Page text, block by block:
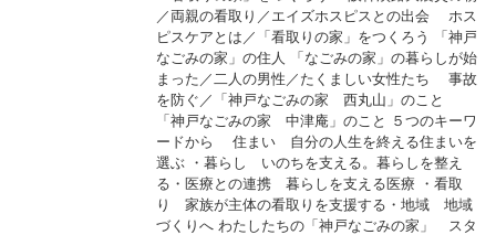
／両親の看取り／エイズホスピスとの出会 ホス
ピスケアとは／「看取りの家」をつくろう 「神戸
なごみの家」の住人 「なごみの家」の暮らしが始
まった／二人の男性／たくましい女性たち 事故
を防ぐ／「神戸なごみの家 西丸山」のこと
「神戸なごみの家 中津庵」のこと ５つのキーワ
ードから 住まい 自分の人生を終える住まいを
選ぶ ・暮らし いのちを支える。暮らしを整え
る・医療との連携 暮らしを支える医療 ・看取
り 家族が主体の看取りを支援する・地域 地域
づくりへ わたしたちの「神戸なごみの家」 スタ